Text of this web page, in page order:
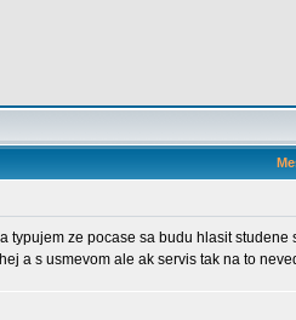
ze pocase sa budu hlasit
a s usmevom ale ak servis tak na to